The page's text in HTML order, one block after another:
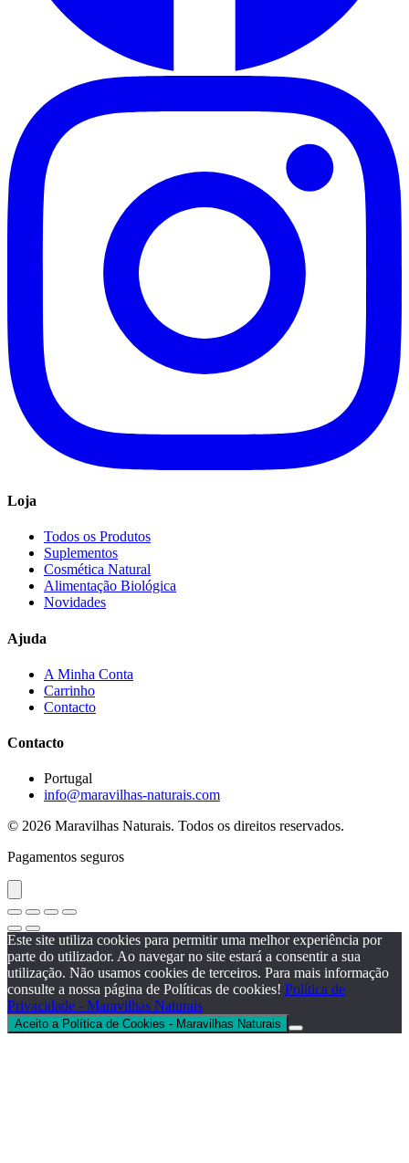
Loja
Todos os Produtos
Suplementos
Cosmética Natural
Alimentação Biológica
Novidades
Ajuda
A Minha Conta
Carrinho
Contacto
Contacto
Portugal
info@maravilhas-naturais.com
© 2026 Maravilhas Naturais. Todos os direitos reservados.
Pagamentos seguros
Este site utiliza cookies para permitir uma melhor experiência por
parte do utilizador. Ao navegar no site estará a consentir a sua
utilização. Não usamos cookies de terceiros. Para mais informação
consulte a nossa página de Políticas de cookies! Política de
Privacidade - Maravilhas Naturais
Aceito a Política de Cookies - Maravilhas Naturais